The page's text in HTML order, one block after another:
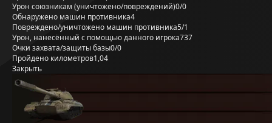
Урон союзникам (уничтожено/повреждений)0/0
Обнаружено машин противника4
Повреждено/уничтожено машин противника5/1
Урон, нанесённый с помощью данного игрока737
Очки захвата/защиты базы0/0
Пройдено километров1,04
Закрыть